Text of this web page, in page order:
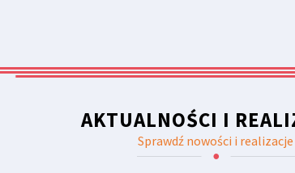
AKTUALNOŚCI I
Sprawdź nowości i realizacje